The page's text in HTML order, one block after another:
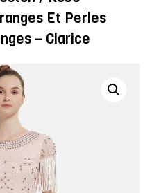
Et Perles
– Clarice